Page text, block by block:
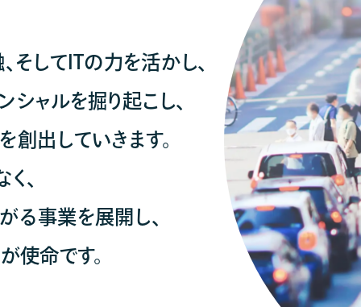
そしてITの力を活かし、
ャルを掘り起こし、
出していきます。
、
る事業を展開し、
使命です。